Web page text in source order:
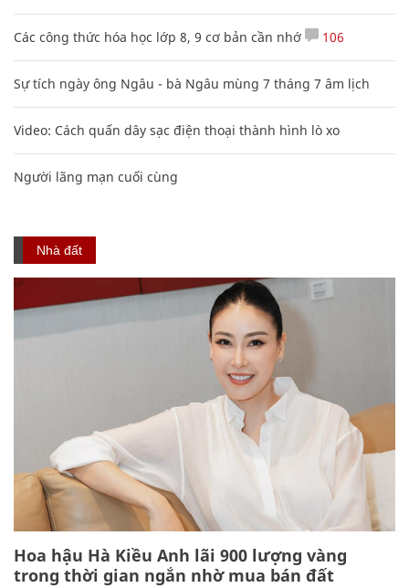
Các công thức hóa học lớp 8, 9 cơ bản cần nhớ 106
Sự tích ngày ông Ngâu - bà Ngâu mùng 7 tháng 7 âm lịch
Video: Cách quấn dây sạc điện thoại thành hình lò xo
Người lãng mạn cuối cùng
Nhà đất
Hoa hậu Hà Kiều Anh lãi 900 lượng vàng
trong thời gian ngắn nhờ mua bán đất